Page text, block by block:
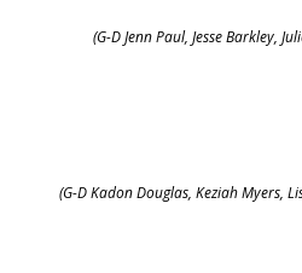
(G-D Jenn Paul, Jesse Barkley,
(G-D Kadon Douglas, Keziah Myers,